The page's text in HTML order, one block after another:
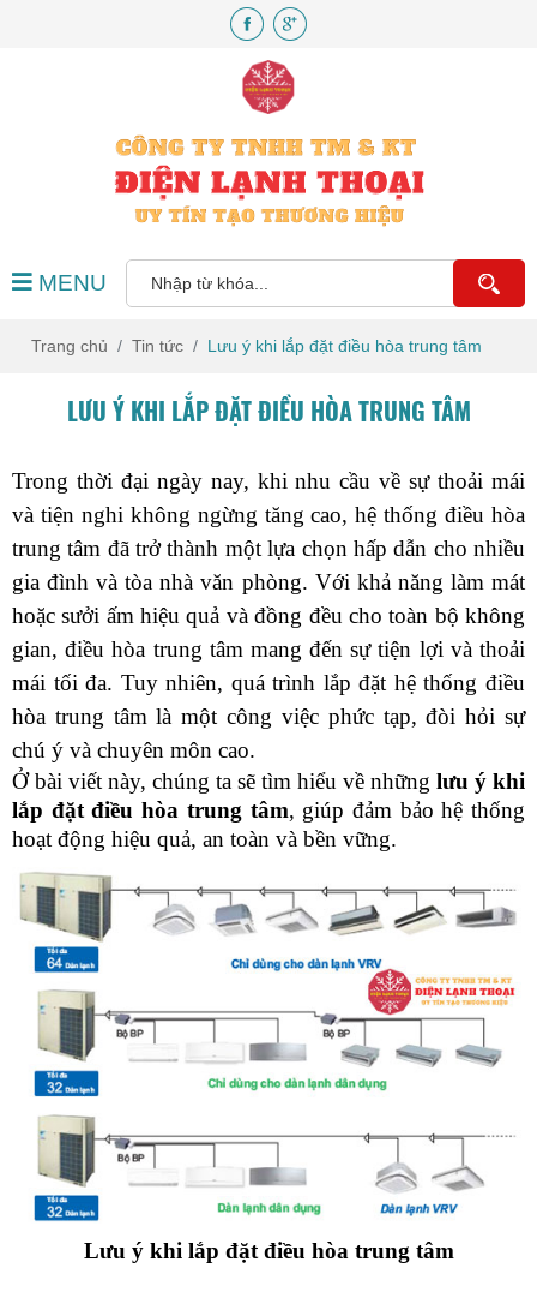
MENU
Trang chủ Tin tức Lưu ý khi lắp đặt điều hòa trung tâm
LƯU Ý KHI LẮP ĐẶT ĐIỀU HÒA TRUNG TÂM
Trong thời đại ngày nay, khi nhu cầu về sự thoải mái
và tiện nghi không ngừng tăng cao, hệ thống điều hòa
trung tâm đã trở thành một lựa chọn hấp dẫn cho nhiều
gia đình và tòa nhà văn phòng. Với khả năng làm mát
hoặc sưởi ấm hiệu quả và đồng đều cho toàn bộ không
gian, điều hòa trung tâm mang đến sự tiện lợi và thoải
mái tối đa. Tuy nhiên, quá trình lắp đặt hệ thống điều
hòa trung tâm là một công việc phức tạp, đòi hỏi sự
chú ý và chuyên môn cao.
Ở bài viết này, chúng ta sẽ tìm hiểu về những lưu ý khi
lắp đặt điều hòa trung tâm, giúp đảm bảo hệ thống
hoạt động hiệu quả, an toàn và bền vững.
Lưu ý khi lắp đặt điều hòa trung tâm